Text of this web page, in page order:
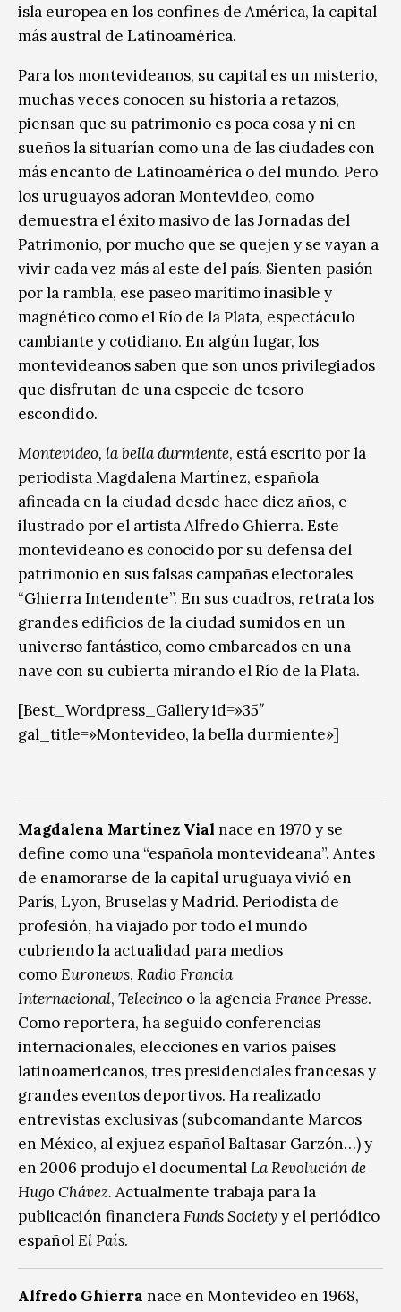
isla europea en los confines de América, la capital
más austral de Latinoamérica.
Para los montevideanos, su capital es un misterio,
muchas veces conocen su historia a retazos,
piensan que su patrimonio es poca cosa y ni en
sueños la situarían como una de las ciudades con
más encanto de Latinoamérica o del mundo. Pero
los uruguayos adoran Montevideo, como
demuestra el éxito masivo de las Jornadas del
Patrimonio, por mucho que se quejen y se vayan a
vivir cada vez más al este del país. Sienten pasión
por la rambla, ese paseo marítimo inasible y
magnético como el Río de la Plata, espectáculo
cambiante y cotidiano. En algún lugar, los
montevideanos saben que son unos privilegiados
que disfrutan de una especie de tesoro
escondido.
Montevideo, la bella durmiente, está escrito por la
periodista Magdalena Martínez, española
afincada en la ciudad desde hace diez años, e
ilustrado por el artista Alfredo Ghierra. Este
montevideano es conocido por su defensa del
patrimonio en sus falsas campañas electorales
“Ghierra Intendente”. En sus cuadros, retrata los
grandes edificios de la ciudad sumidos en un
universo fantástico, como embarcados en una
nave con su cubierta mirando el Río de la Plata.
[Best_Wordpress_Gallery id=»35″
gal_title=»Montevideo, la bella durmiente»]
Magdalena Martínez Vial nace en 1970 y se
define como una “española montevideana”. Antes
de enamorarse de la capital uruguaya vivió en
París, Lyon, Bruselas y Madrid. Periodista de
profesión, ha viajado por todo el mundo
cubriendo la actualidad para medios
comoEuronews, Radio Francia
Internacional, Telecinco o la agenciaFrance Presse.
Como reportera, ha seguido conferencias
internacionales, elecciones en varios países
latinoamericanos, tres presidenciales francesas y
grandes eventos deportivos. Ha realizado
entrevistas exclusivas (subcomandante Marcos
en México, al exjuez español Baltasar Garzón…) y
en 2006 produjo el documentalLa Revolución de
Hugo Chávez. Actualmente trabaja para la
publicación financieraFunds Society y el periódico
españolEl País.
Alfredo Ghierra nace en Montevideo en 1968,